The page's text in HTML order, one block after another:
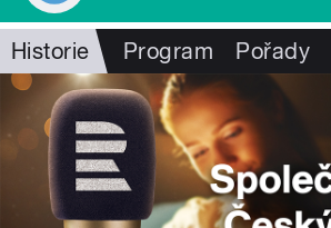
Historie Program Pořady